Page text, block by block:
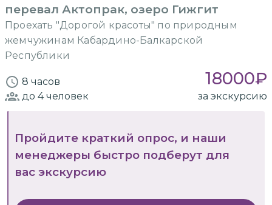
перевал Актопрак, озеро Гижгит
Проехать "Дорогой красоты" по природным
жемчужинам Кабардино-Балкарской
Республики
8 часов 18000₽
до 4человек за экскурсию
Пройдите краткий опрос, и наши
менеджеры быстро подберут для
вас экскурсию